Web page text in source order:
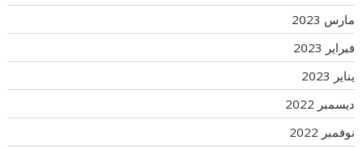
مارس 2023
فبراير 2023
يناير 2023
ديسمبر 2022
نوفمبر 2022